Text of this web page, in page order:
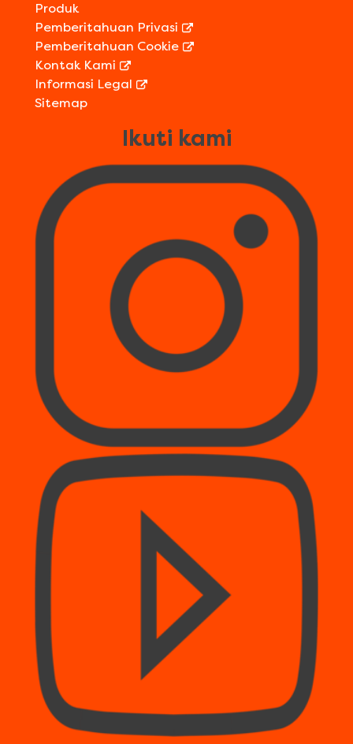
Produk
Pemberitahuan Privasi
Pemberitahuan Cookie
Kontak Kami
Informasi Legal
Sitemap
Ikuti kami